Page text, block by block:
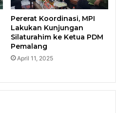
Pererat Koordinasi, MPI
Lakukan Kunjungan
Silaturahim ke Ketua PDM
Pemalang
April 11, 2025